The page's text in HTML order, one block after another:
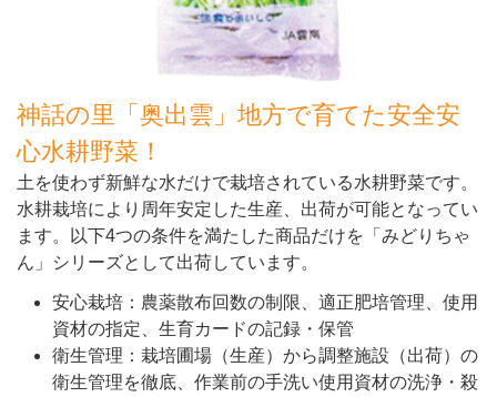
神話の里「奥出雲」地方で育てた安全安
心水耕野菜！
土を使わず新鮮な水だけで栽培されている水耕野菜です。
水耕栽培により周年安定した生産、出荷が可能となってい
ます。以下4つの条件を満たした商品だけを「みどりちゃ
ん」シリーズとして出荷しています。
安心栽培：農薬散布回数の制限、適正肥培管理、使用
資材の指定、生育カードの記録・保管
衛生管理：栽培圃場（生産）から調整施設（出荷）の
衛生管理を徹底、作業前の手洗い使用資材の洗浄・殺